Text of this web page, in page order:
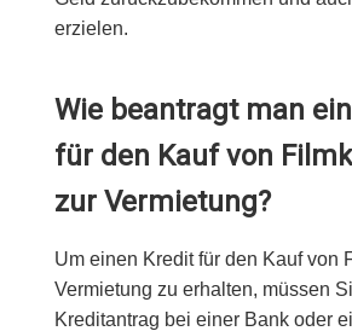
erzielen.
Wie beantragt man
für den Kauf von
zur Vermietung?
Um einen Kredit für den Kauf von
Vermietung zu erhalten, müssen
Kreditantrag bei einer Bank oder